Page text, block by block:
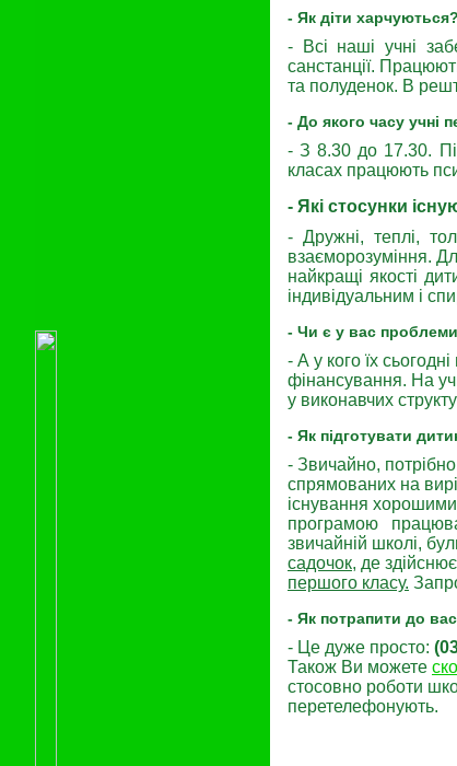
- Як діти харчуються?
- Всі наші учні
санстанції.
та полуденок. В
- До якого часу учні
- З 8.30 до 17.30.
класах працюють
- Які стосунки
- Дружні, теплі,
взаєморозуміння.
найкращі якості
індивідуальним і
- Чи є у вас
- А у кого їх
фінансування. На
у виконавчих
- Як підготувати
- Звичайно,
спрямованих на
існування
програмою
звичайній школі,
садочок, де
першого класу.
- Як потрапити до
- Це дуже просто:
Також Ви можете
стосовно роботи
перетелефонують.